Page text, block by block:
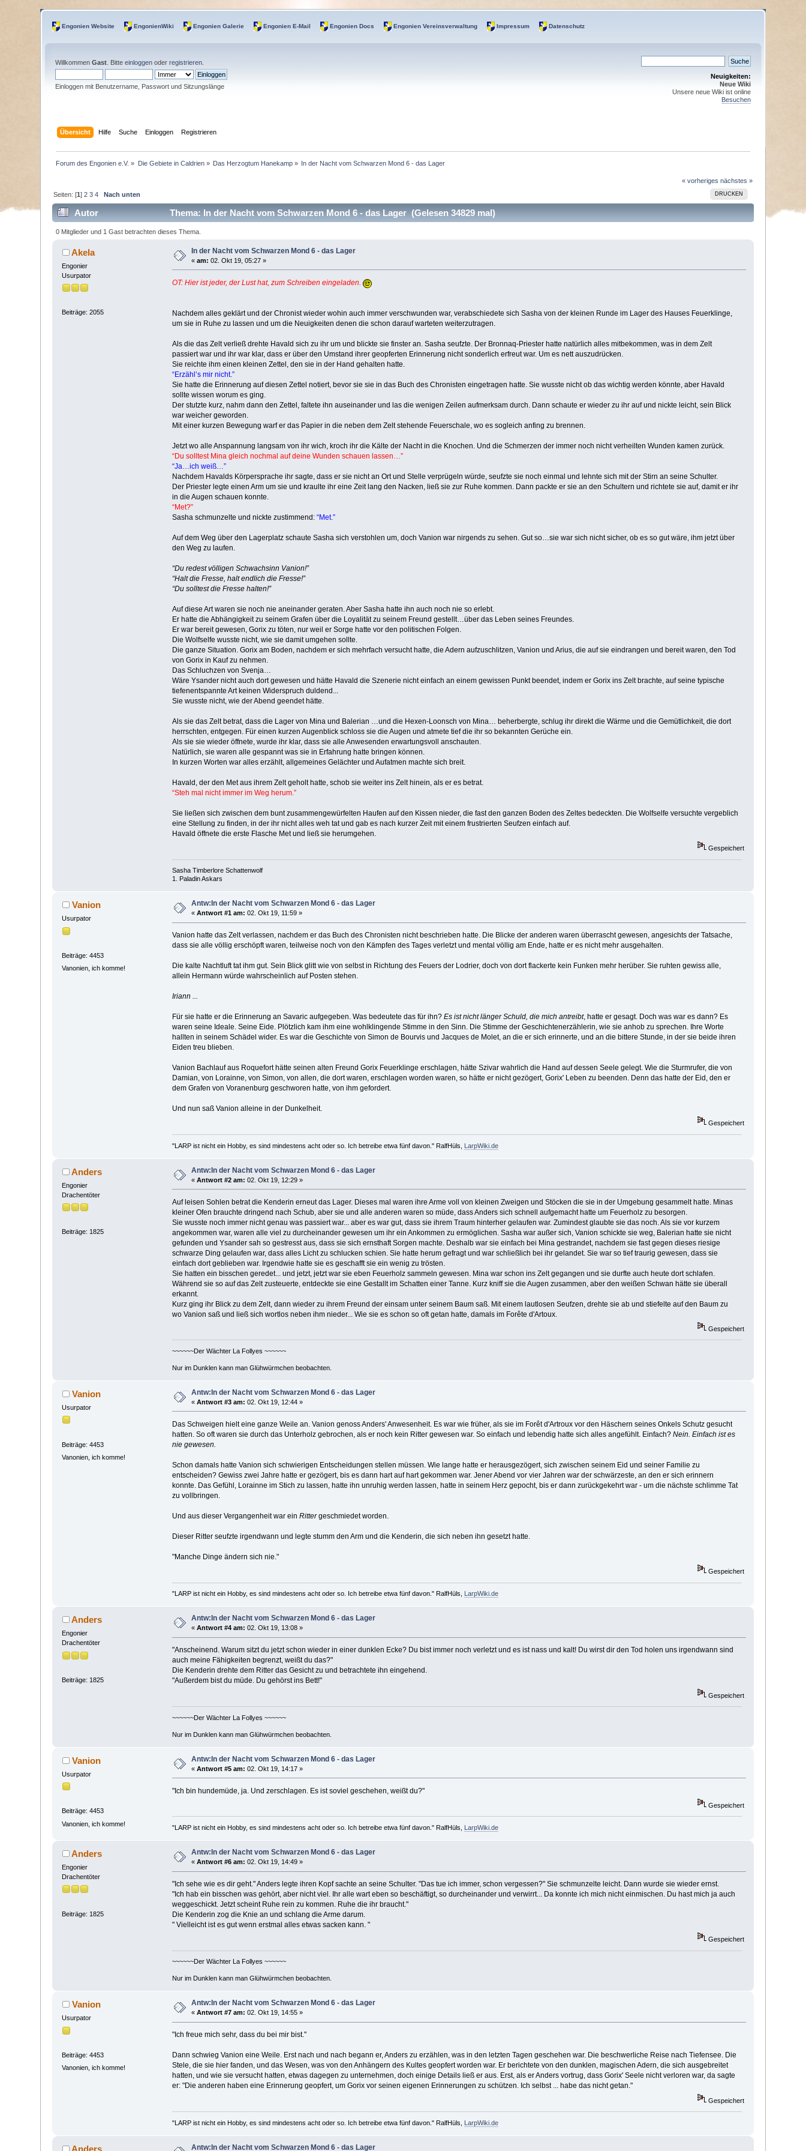
Engonien Website EngonienWiki Engonien Galerie Engonien E-Mail Engonien Docs Engonien Vereinsverwaltung Impressum Datenschutz
WillkommenGast . Bitteeinloggen oderregistrieren
Einloggen mit Benutzername, Passwort und Sitzungslänge
Neuigkeiten:
Neue Wiki
Unsere neue Wiki ist online
Besuchen
Übersicht Hilfe Suche Einloggen Registrieren
Forum des Engonien e.V. » Die Gebiete in Caldrien» Das Herzogtum Hanekamp » In der Nacht vom Schwarzen Mond 6 - das Lager
« vorheriges nächstes »
DRUCKEN
Seiten: [1]2 3 4 Nach unten
Autor Thema: In der Nacht vom Schwarzen Mond 6 - das Lager (Gelesen 34829 mal)
0 Mitglieder und 1 Gast betrachten dieses Thema.
Akela
Engonier
Usurpator
Beiträge: 2055
In der Nacht vom Schwarzen Mond 6 - das Lager
«am: 02. Okt 19, 05:27 »
OT: Hier ist jeder, der Lust hat, zum Schreiben eingeladen.
Nachdem alles geklärt und der Chronist wieder wohin auch immer verschwunden war, verabschiedete sich Sasha von der kleinen Runde im Lager des Hauses Feuerklinge,
um sie in Ruhe zu lassen und um die Neuigkeiten denen die schon darauf warteten weiterzutragen.
Als die das Zelt verließ drehte Havald sich zu ihr um und blickte sie finster an. Sasha seufzte. Der Bronnaq-Priester hatte natürlich alles mitbekommen, was in dem Zelt
passiert war und ihr war klar, dass er über den Umstand ihrer geopferten Erinnerung nicht sonderlich erfreut war. Um es nett auszudrücken.
Sie reichte ihm einen kleinen Zettel, den sie in der Hand gehalten hatte.
“Erzähl’s mir nicht.”
Sie hatte die Erinnerung auf diesen Zettel notiert, bevor sie sie in das Buch des Chronisten eingetragen hatte. Sie wusste nicht ob das wichtig werden könnte, aber Havald
sollte wissen worum es ging.
Der stutzte kurz, nahm dann den Zettel, faltete ihn auseinander und las die wenigen Zeilen aufmerksam durch. Dann schaute er wieder zu ihr auf und nickte leicht, sein Blick
war weicher geworden.
Mit einer kurzen Bewegung warf er das Papier in die neben dem Zelt stehende Feuerschale, wo es sogleich anfing zu brennen.
Jetzt wo alle Anspannung langsam von ihr wich, kroch ihr die Kälte der Nacht in die Knochen. Und die Schmerzen der immer noch nicht verheilten Wunden kamen zurück.
“Du solltest Mina gleich nochmal auf deine Wunden schauen lassen…”
“Ja…ich weiß…”
Nachdem Havalds Körpersprache ihr sagte, dass er sie nicht an Ort und Stelle verprügeln würde, seufzte sie noch einmal und lehnte sich mit der Stirn an seine Schulter.
Der Priester legte einen Arm um sie und kraulte ihr eine Zeit lang den Nacken, ließ sie zur Ruhe kommen. Dann packte er sie an den Schultern und richtete sie auf, damit er ihr
in die Augen schauen konnte.
“Met?”
Sasha schmunzelte und nickte zustimmend:“Met.”
Auf dem Weg über den Lagerplatz schaute Sasha sich verstohlen um, doch Vanion war nirgends zu sehen. Gut so…sie war sich nicht sicher, ob es so gut wäre, ihm jetzt über
den Weg zu laufen.
“Du redest völligen Schwachsinn Vanion!”
“Halt die Fresse, halt endlich die Fresse!”
“Du solltest die Fresse halten!”
Auf diese Art waren sie noch nie aneinander geraten. Aber Sasha hatte ihn auch noch nie so erlebt.
Er hatte die Abhängigkeit zu seinem Grafen über die Loyalität zu seinem Freund gestellt…über das Leben seines Freundes.
Er war bereit gewesen, Gorix zu töten, nur weil er Sorge hatte vor den politischen Folgen.
Die Wolfselfe wusste nicht, wie sie damit umgehen sollte.
Die ganze Situation. Gorix am Boden, nachdem er sich mehrfach versucht hatte, die Adern aufzuschlitzen, Vanion und Arius, die auf sie eindrangen und bereit waren, den Tod
von Gorix in Kauf zu nehmen.
Das Schluchzen von Svenja…
Wäre Ysander nicht auch dort gewesen und hätte Havald die Szenerie nicht einfach an einem gewissen Punkt beendet, indem er Gorix ins Zelt brachte, auf seine typische
tiefenentspannte Art keinen Widerspruch duldend...
Sie wusste nicht, wie der Abend geendet hätte.
Als sie das Zelt betrat, dass die Lager von Mina und Balerian …und die Hexen-Loonsch von Mina… beherbergte, schlug ihr direkt die Wärme und die Gemütlichkeit, die dort
herrschten, entgegen. Für einen kurzen Augenblick schloss sie die Augen und atmete tief die ihr so bekannten Gerüche ein.
Als sie sie wieder öffnete, wurde ihr klar, dass sie alle Anwesenden erwartungsvoll anschauten.
Natürlich, sie waren alle gespannt was sie in Erfahrung hatte bringen können.
In kurzen Worten war alles erzählt, allgemeines Gelächter und Aufatmen machte sich breit.
Havald, der den Met aus ihrem Zelt geholt hatte, schob sie weiter ins Zelt hinein, als er es betrat.
“Steh mal nicht immer im Weg herum.”
Sie ließen sich zwischen dem bunt zusammengewürfelten Haufen auf den Kissen nieder, die fast den ganzen Boden des Zeltes bedeckten. Die Wolfselfe versuchte vergeblich
eine Stellung zu finden, in der ihr nicht alles weh tat und gab es nach kurzer Zeit mit einem frustrierten Seufzen einfach auf.
Havald öffnete die erste Flasche Met und ließ sie herumgehen.
Gespeichert
Sasha Timberlore Schattenwolf
1. Paladin Askars
Vanion
Usurpator
Beiträge: 4453
Vanonien, ich komme!
Antw:In der Nacht vom Schwarzen Mond 6 - das Lager
«Antwort #1 am: 02. Okt 19, 11:59 »
Vanion hatte das Zelt verlassen, nachdem er das Buch des Chronisten nicht beschrieben hatte. Die Blicke der anderen waren überrascht gewesen, angesichts der Tatsache,
dass sie alle völlig erschöpft waren, teilweise noch von den Kämpfen des Tages verletzt und mental völlig am Ende, hatte er es nicht mehr ausgehalten.
Die kalte Nachtluft tat ihm gut. Sein Blick glitt wie von selbst in Richtung des Feuers der Lodrier, doch von dort flackerte kein Funken mehr herüber. Sie ruhten gewiss alle,
allein Hermann würde wahrscheinlich auf Posten stehen.
Iriann ...
Für sie hatte er die Erinnerung an Savaric aufgegeben. Was bedeutete das für ihn? Es ist nicht länger Schuld, die mich antreibt, hatte er gesagt. Doch was war es dann? Es
waren seine Ideale. Seine Eide. Plötzlich kam ihm eine wohlklingende Stimme in den Sinn. Die Stimme der Geschichtenerzählerin, wie sie anhob zu sprechen. Ihre Worte
hallten in seinem Schädel wider. Es war die Geschichte von Simon de Bourvis und Jacques de Molet, an die er sich erinnerte, und an die bittere Stunde, in der sie beide ihren
Eiden treu blieben.
Vanion Bachlauf aus Roquefort hätte seinen alten Freund Gorix Feuerklinge erschlagen, hätte Szivar wahrlich die Hand auf dessen Seele gelegt. Wie die Sturmrufer, die von
Damian, von Lorainne, von Simon, von allen, die dort waren, erschlagen worden waren, so hätte er nicht gezögert, Gorix' Leben zu beenden. Denn das hatte der Eid, den er
dem Grafen von Voranenburg geschworen hatte, von ihm gefordert.
Und nun saß Vanion alleine in der Dunkelheit.
Gespeichert
"LARP ist nicht ein Hobby, es sind mindestens acht oder so. Ich betreibe etwa fünf davon." RalfHüls, LarpWiki.de
Anders
Engonier
Drachentöter
Beiträge: 1825
Antw:In der Nacht vom Schwarzen Mond 6 - das Lager
«Antwort #2 am: 02. Okt 19, 12:29 »
Auf leisen Sohlen betrat die Kenderin erneut das Lager. Dieses mal waren ihre Arme voll von kleinen Zweigen und Stöcken die sie in der Umgebung gesammelt hatte. Minas
kleiner Ofen brauchte dringend nach Schub, aber sie und alle anderen waren so müde, dass Anders sich schnell aufgemacht hatte um Feuerholz zu besorgen.
Sie wusste noch immer nicht genau was passiert war... aber es war gut, dass sie ihrem Traum hinterher gelaufen war. Zumindest glaubte sie das noch. Als sie vor kurzem
angekommen war, waren alle viel zu durcheinander gewesen um ihr ein Ankommen zu ermöglichen. Sasha war außer sich, Vanion schickte sie weg, Balerian hatte sie nicht
gefunden und Ysander sah so gestresst aus, dass sie sich ernsthaft Sorgen machte. Deshalb war sie einfach bei Mina gestrandet, nachdem sie fast gegen dieses riesige
schwarze Ding gelaufen war, dass alles Licht zu schlucken schien. Sie hatte herum gefragt und war schließlich bei ihr gelandet. Sie war so tief traurig gewesen, dass sie
einfach dort geblieben war. Irgendwie hatte sie es geschafft sie ein wenig zu trösten.
Sie hatten ein bisschen geredet... und jetzt, jetzt war sie eben Feuerholz sammeln gewesen. Mina war schon ins Zelt gegangen und sie durfte auch heute dort schlafen.
Während sie so auf das Zelt zusteuerte, entdeckte sie eine Gestallt im Schatten einer Tanne. Kurz kniff sie die Augen zusammen, aber den weißen Schwan hätte sie überall
erkannt.
Kurz ging ihr Blick zu dem Zelt, dann wieder zu ihrem Freund der einsam unter seinem Baum saß. Mit einem lautlosen Seufzen, drehte sie ab und stiefelte auf den Baum zu
wo Vanion saß und ließ sich wortlos neben ihm nieder... Wie sie es schon so oft getan hatte, damals im Forête d'Artoux.
Gespeichert
~~~~~~Der Wächter La Follyes ~~~~~~
Nur im Dunklen kann man Glühwürmchen beobachten.
Vanion
Usurpator
Beiträge: 4453
Vanonien, ich komme!
Antw:In der Nacht vom Schwarzen Mond 6 - das Lager
«Antwort #3 am: 02. Okt 19, 12:44 »
Das Schweigen hielt eine ganze Weile an. Vanion genoss Anders' Anwesenheit. Es war wie früher, als sie im Forêt d'Artroux vor den Häschern seines Onkels Schutz gesucht
hatten. So oft waren sie durch das Unterholz gebrochen, als er noch kein Ritter gewesen war. So einfach und lebendig hatte sich alles angefühlt. Einfach? Nein. Einfach ist es
nie gewesen.
Schon damals hatte Vanion sich schwierigen Entscheidungen stellen müssen. Wie lange hatte er herausgezögert, sich zwischen seinem Eid und seiner Familie zu
entscheiden? Gewiss zwei Jahre hatte er gezögert, bis es dann hart auf hart gekommen war. Jener Abend vor vier Jahren war der schwärzeste, an den er sich erinnern
konnte. Das Gefühl, Lorainne im Stich zu lassen, hatte ihn unruhig werden lassen, hatte in seinem Herz gepocht, bis er dann zurückgekehrt war - um die nächste schlimme Tat
zu vollbringen.
Und aus dieser Vergangenheit war ein Rittergeschmiedet worden.
Dieser Ritter seufzte irgendwann und legte stumm den Arm und die Kenderin, die sich neben ihn gesetzt hatte.
"Manche Dinge ändern sich nie."
Gespeichert
"LARP ist nicht ein Hobby, es sind mindestens acht oder so. Ich betreibe etwa fünf davon." RalfHüls, LarpWiki.de
Anders
Engonier
Drachentöter
Beiträge: 1825
Antw:In der Nacht vom Schwarzen Mond 6 - das Lager
«Antwort #4 am: 02. Okt 19, 13:08 »
"Anscheinend. Warum sitzt du jetzt schon wieder in einer dunklen Ecke? Du bist immer noch verletzt und es ist nass und kalt! Du wirst dir den Tod holen uns irgendwann sind
auch meine Fähigkeiten begrenzt, weißt du das?"
Die Kenderin drehte dem Ritter das Gesicht zu und betrachtete ihn eingehend.
"Außerdem bist du müde. Du gehörst ins Bett!"
Gespeichert
~~~~~~Der Wächter La Follyes ~~~~~~
Nur im Dunklen kann man Glühwürmchen beobachten.
Vanion
Usurpator
Beiträge: 4453
Vanonien, ich komme!
Antw:In der Nacht vom Schwarzen Mond 6 - das Lager
«Antwort #5 am: 02. Okt 19, 14:17 »
"Ich bin hundemüde, ja. Und zerschlagen. Es ist soviel geschehen, weißt du?"
Gespeichert
"LARP ist nicht ein Hobby, es sind mindestens acht oder so. Ich betreibe etwa fünf davon." RalfHüls, LarpWiki.de
Anders
Engonier
Drachentöter
Beiträge: 1825
Antw:In der Nacht vom Schwarzen Mond 6 - das Lager
«Antwort #6 am: 02. Okt 19, 14:49 »
"Ich sehe wie es dir geht." Anders legte ihren Kopf sachte an seine Schulter. "Das tue ich immer, schon vergessen?" Sie schmunzelte leicht. Dann wurde sie wieder ernst.
"Ich hab ein bisschen was gehört, aber nicht viel. Ihr alle wart eben so beschäftigt, so durcheinander und verwirrt... Da konnte ich mich nicht einmischen. Du hast mich ja auch
weggeschickt. Jetzt scheint Ruhe rein zu kommen. Ruhe die ihr braucht."
Die Kenderin zog die Knie an und schlang die Arme darum.
" Vielleicht ist es gut wenn erstmal alles etwas sacken kann. "
Gespeichert
~~~~~~Der Wächter La Follyes ~~~~~~
Nur im Dunklen kann man Glühwürmchen beobachten.
Vanion
Usurpator
Beiträge: 4453
Vanonien, ich komme!
Antw:In der Nacht vom Schwarzen Mond 6 - das Lager
«Antwort #7 am: 02. Okt 19, 14:55 »
"Ich freue mich sehr, dass du bei mir bist."
Dann schwieg Vanion eine Weile. Erst nach und nach begann er, Anders zu erzählen, was in den letzten Tagen geschehen war. Die beschwerliche Reise nach Tiefensee. Die
Stele, die sie hier fanden, und das Wesen, was von den Anhängern des Kultes geopfert worden war. Er berichtete von den dunklen, magischen Adern, die sich ausgebreitet
hatten, und wie sie versucht hatten, etwas dagegen zu unternehmen, doch einige Details ließ er aus. Erst, als er Anders vortrug, dass Gorix' Seele nicht verloren war, da sagte
er: "Die anderen haben eine Erinnerung geopfert, um Gorix vor seinen eigenen Erinnerungen zu schützen. Ich selbst ... habe das nicht getan."
Gespeichert
"LARP ist nicht ein Hobby, es sind mindestens acht oder so. Ich betreibe etwa fünf davon." RalfHüls, LarpWiki.de
Anders Antw:In der Nacht vom Schwarzen Mond 6 - das Lager